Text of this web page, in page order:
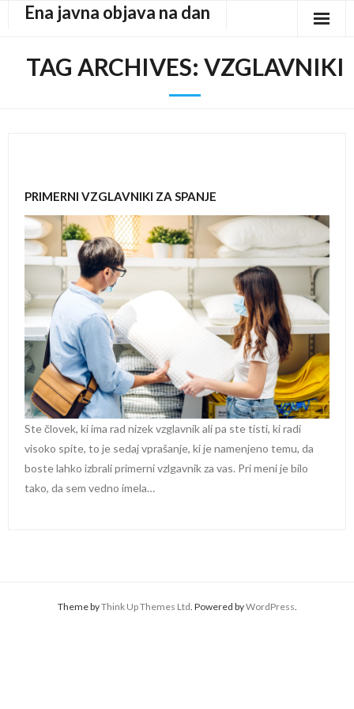
Ena javna objava na dan
TAG ARCHIVES: VZGLAVNIKI
PRIMERNI VZGLAVNIKI ZA SPANJE
Ste človek, ki ima rad nizek vzglavnik ali pa ste tisti, ki radi
visoko spite, to je sedaj vprašanje, ki je namenjeno temu, da
boste lahko izbrali primerni vzlgavnik za vas. Pri meni je bilo
tako, da sem vedno imela…
Theme byThink Up Themes Ltd. Powered byWordPress.